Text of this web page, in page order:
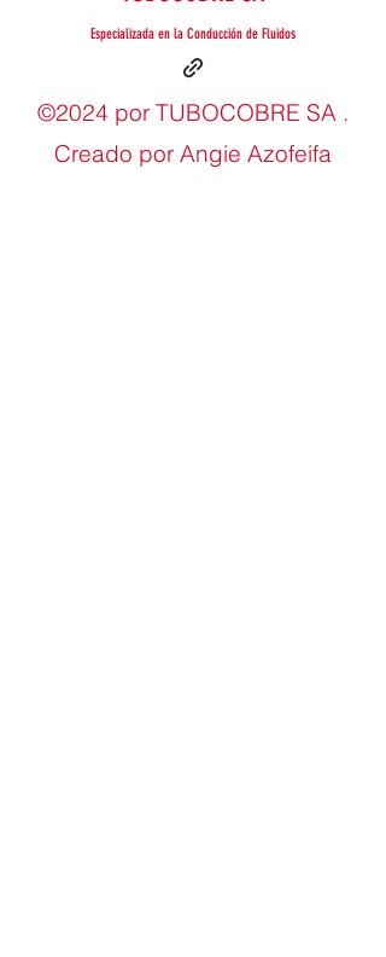
Especializada en la Conducción de Fluidos
©2024 por TUBOCOBRE SA .
Creado por Angie Azofeifa